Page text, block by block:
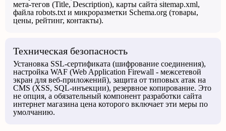
мета-тегов (Title, Description), карты сайта sitemap.xml,
файла robots.txt и микроразметки Schema.org (товары,
цены, рейтинг, контакты).
Техническая безопасность
Установка SSL-сертификата (шифрование соединения),
настройка WAF (Web Application Firewall - межсетевой
экран для веб-приложений), защита от типовых атак на
CMS (XSS, SQL-инъекции), резервное копирование. Это
не опция, а обязательный компонент разработки сайта
интернет магазина цена которого включает эти меры по
умолчанию.